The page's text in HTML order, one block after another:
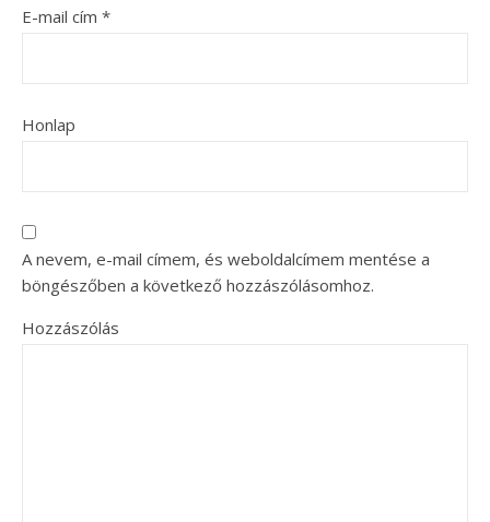
E-mail cím *
Honlap
A nevem, e-mail címem, és weboldalcímem mentése a
böngészőben a következő hozzászólásomhoz.
Hozzászólás